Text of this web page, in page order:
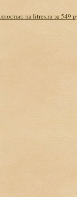
на litres.ru за 549